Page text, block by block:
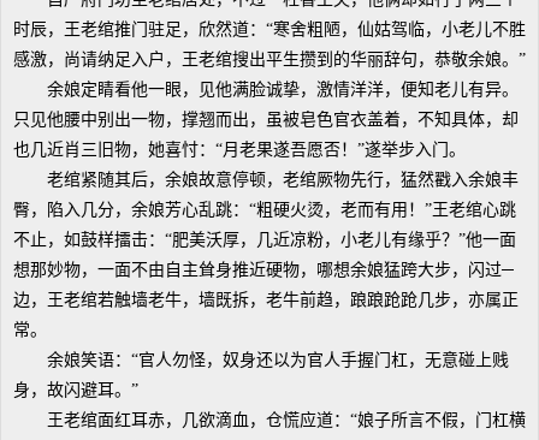
时辰，王老绾推门驻足，欣然道：“寒舍粗陋，仙姑驾临，小老儿不胜
感激，尚请纳足入户，王老绾搜出平生攒到的华丽辞句，恭敬余娘。”
余娘定睛看他一眼，见他满脸诚挚，激情洋洋，便知老儿有异。
只见他腰中别出一物，撑翘而出，虽被皂色官衣盖着，不知具体，却
也几近肖三旧物，她喜忖：“月老果遂吾愿否！”遂举步入门。
老绾紧随其后，余娘故意停顿，老绾厥物先行，猛然戳入余娘丰
臀，陷入几分，余娘芳心乱跳：“粗硬火烫，老而有用！”王老绾心跳
不止，如鼓样擂击：“肥美沃厚，几近凉粉，小老儿有缘乎？”他一面
想那妙物，一面不由自主耸身推近硬物，哪想余娘猛跨大步，闪过─
边，王老绾若触墙老牛，墙既拆，老牛前趋，踉踉跄跄几步，亦属正
常。
余娘笑语：“官人勿怪，奴身还以为官人手握门杠，无意碰上贱
身，故闪避耳。”
王老绾面红耳赤，几欲滴血，仓慌应道：“娘子所言不假，门杠横